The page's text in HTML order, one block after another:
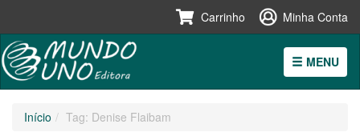
para
Carrinho Minha Conta
MENU
Início Tag: Denise Flaibam